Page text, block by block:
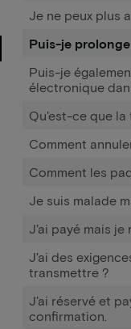
Je ne peux plus
Puis-je
Puis-je
électronique
Qu'est-ce que la
Comment
Comment les
Je suis malade
J'ai payé mais je
J'ai des
transmettre ?
J'ai réservé et
confirmation.